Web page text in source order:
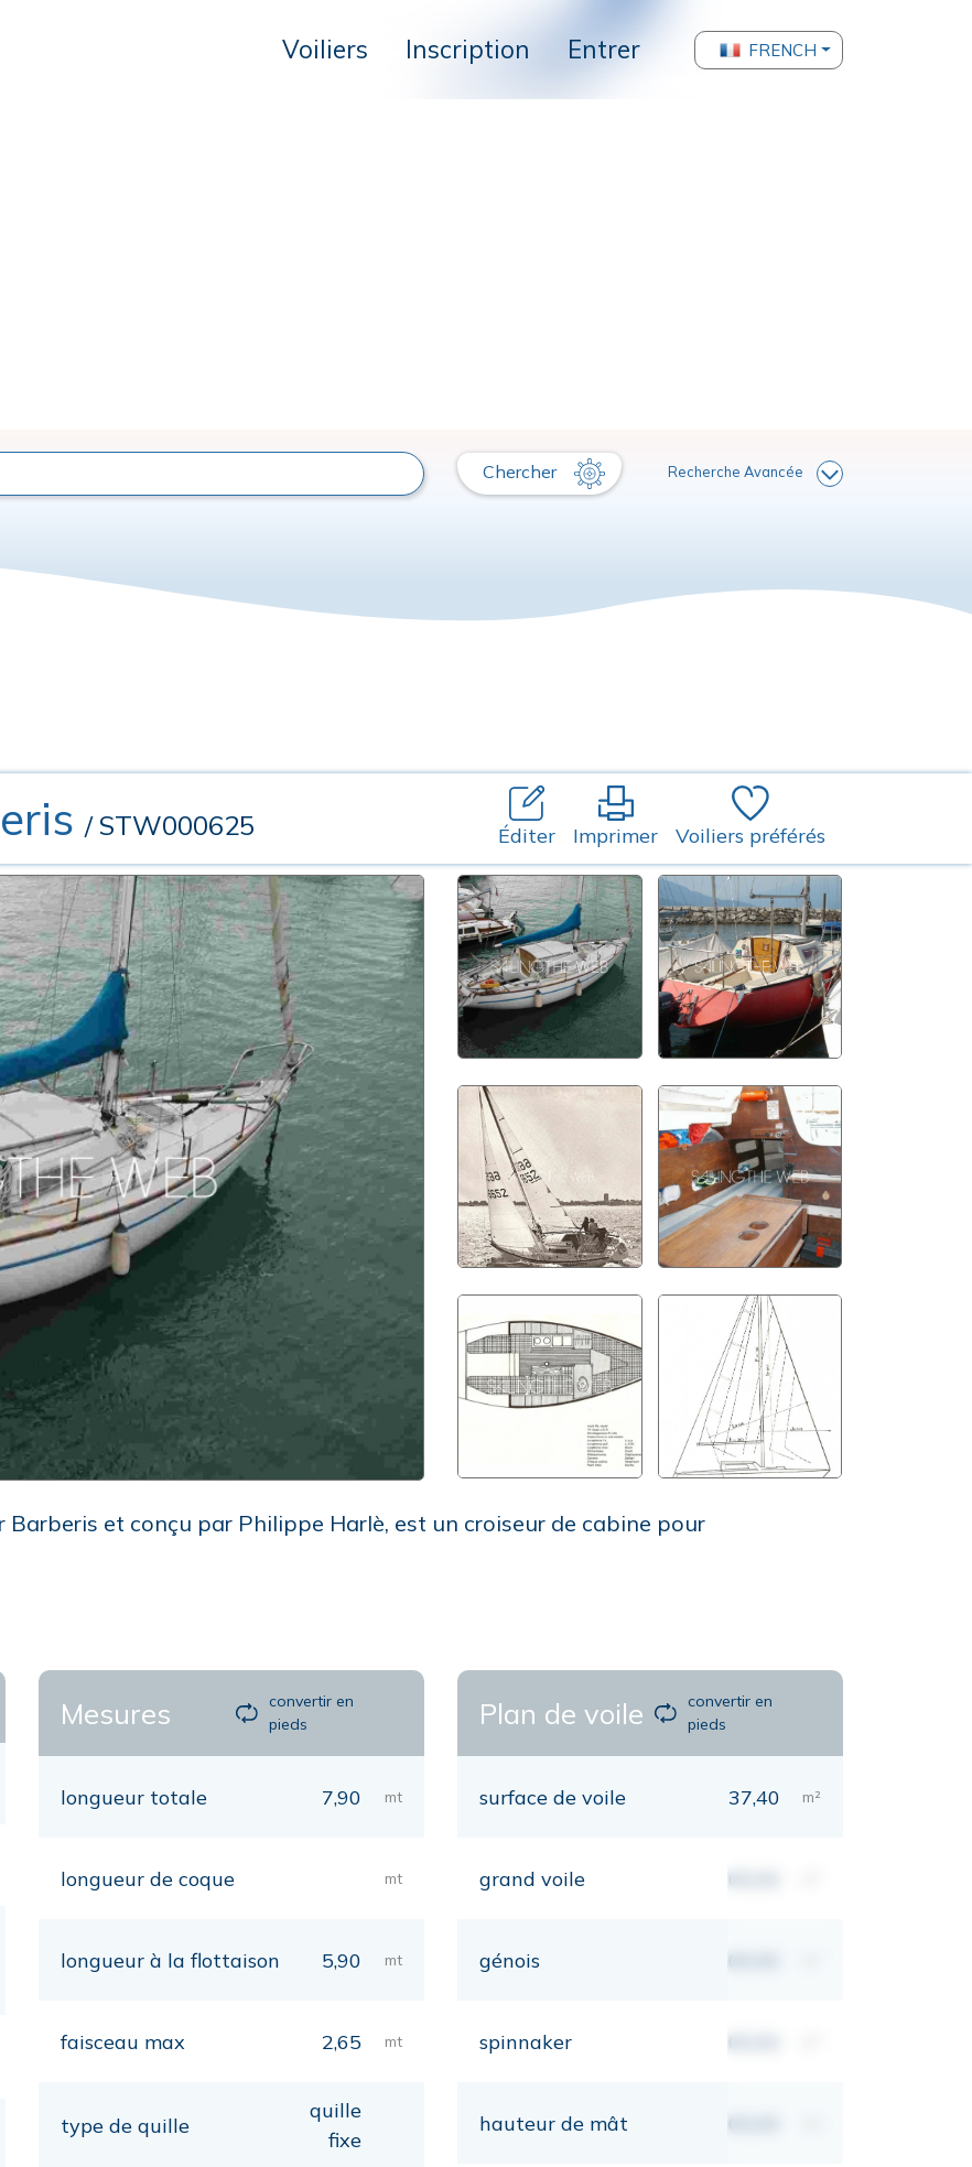
Voiliers Inscription Entrer FRENCH
Chercher Recherche Avancée
/ STW000625 Éditer Imprimer Voiliers préférés
et conçu par Philippe Harlè, est un croiseur de cabine pour
Mesures
convertir en
pieds
longueur totale 7,90 mt
longueur de coque mt
longueur à la flottaison 5,90 mt
faisceau max 2,65 mt
type de quille
quille
fixe
Plan de voile
convertir en
pieds
surface de voile 37,40 m²
grand voile 00,00
génois 00,00
spinnaker 00,00
hauteur de mât 00,00